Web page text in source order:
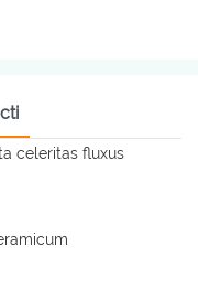
celeritas fluxus